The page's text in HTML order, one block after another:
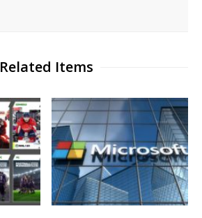
Related Items